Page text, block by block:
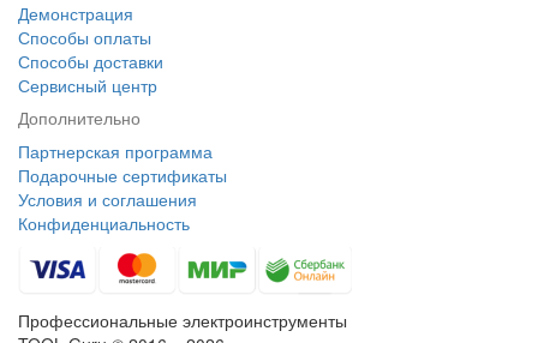
Демонстрация
Способы оплаты
Способы доставки
Сервисный центр
Дополнительно
Партнерская программа
Подарочные сертификаты
Условия и соглашения
Конфиденциальность
Профессиональные электроинструменты